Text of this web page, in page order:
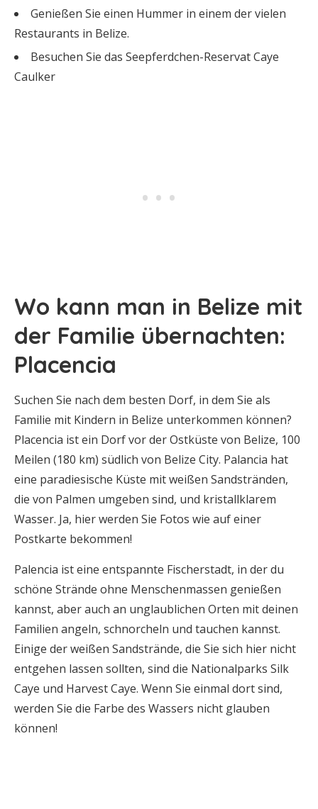
Genießen Sie einen Hummer in einem der vielen
Restaurants in Belize.
Besuchen Sie das Seepferdchen-Reservat Caye
Caulker
Wo kann man in Belize mit
der Familie übernachten:
Placencia
Suchen Sie nach dem besten Dorf, in dem Sie als
Familie mit Kindern in Belize unterkommen können?
Placencia ist ein Dorf vor der Ostküste von Belize, 100
Meilen (180 km) südlich von Belize City. Palancia hat
eine paradiesische Küste mit weißen Sandstränden,
die von Palmen umgeben sind, und kristallklarem
Wasser. Ja, hier werden Sie Fotos wie auf einer
Postkarte bekommen!
Palencia ist eine entspannte Fischerstadt, in der du
schöne Strände ohne Menschenmassen genießen
kannst, aber auch an unglaublichen Orten mit deinen
Familien angeln, schnorcheln und tauchen kannst.
Einige der weißen Sandstrände, die Sie sich hier nicht
entgehen lassen sollten, sind die Nationalparks Silk
Caye und Harvest Caye. Wenn Sie einmal dort sind,
werden Sie die Farbe des Wassers nicht glauben
können!